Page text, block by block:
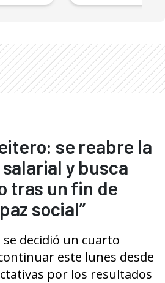
se reabre la
y busca
tras un fin de
social”
se decidió un cuarto
este lunes desde
por los resultados